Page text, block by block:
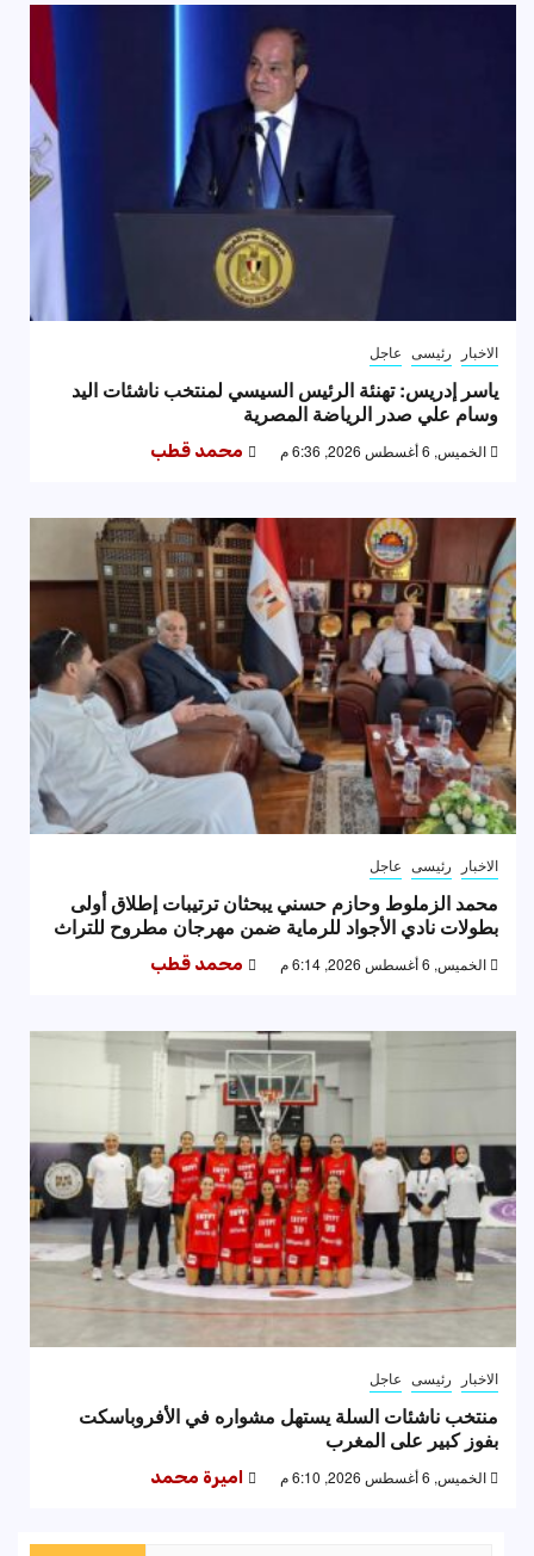
الاخبار رئيسى عاجل
ياسر إدريس: تهنئة الرئيس السيسي لمنتخب ناشئات اليد
وسام علي صدر الرياضة المصرية
الخميس, 6 أغسطس 2026, 6:36 م محمد قطب
الاخبار رئيسى عاجل
محمد الزملوط وحازم حسني يبحثان ترتيبات إطلاق أولى
بطولات نادي الأجواد للرماية ضمن مهرجان مطروح للتراث
الخميس, 6 أغسطس 2026, 6:14 م محمد قطب
الاخبار رئيسى عاجل
منتخب ناشئات السلة يستهل مشواره في الأفروباسكت
بفوز كبير على المغرب
الخميس, 6 أغسطس 2026, 6:10 م اميرة محمد